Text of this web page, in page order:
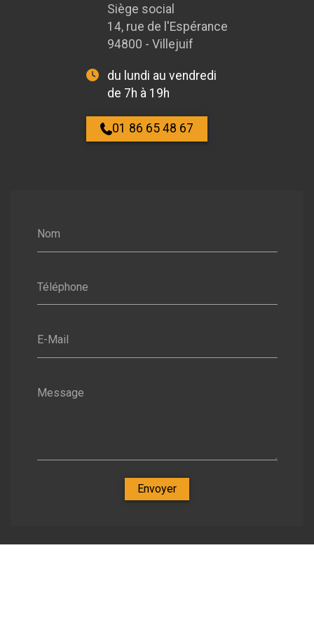
Nom
Téléphone
E-Mail
Message
Envoyer
Siège social
14, rue de l'Espérance
94800 - Villejuif
du lundi au vendredi
de 7h à 19h
01 86 65 48 67